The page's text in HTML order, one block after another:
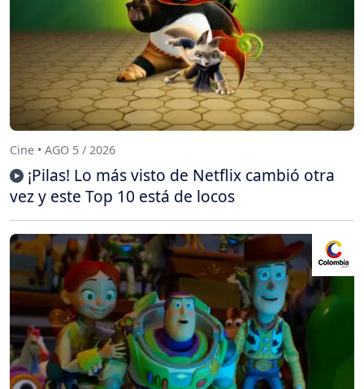
Cine • AGO 5 / 2026
¡Pilas! Lo más visto de Netflix cambió otra
vez y este Top 10 está de locos